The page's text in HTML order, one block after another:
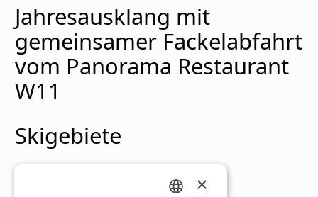
Jahresausklang mit
gemeinsamer Fackelabfahrt
vom Panorama Restaurant
W11
Skigebiete
×